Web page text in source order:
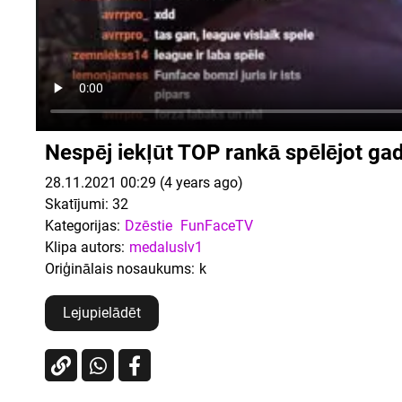
Nespēj iekļūt TOP rankā spēlējot
28.11.2021 00:29 (4 years ago)
Skatījumi: 32
Kategorijas: Dzēstie FunFaceTV
Klipa autors: medaluslv1
Oriģinālais nosaukums: k
Lejupielādēt